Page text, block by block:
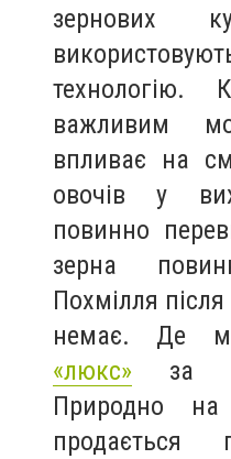
зернових
важливим
впливає на
овочів у
повинно
зерна
Похмілля
немає. Де
«люкс» за
Природно
продається